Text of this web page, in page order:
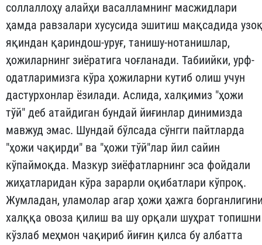
соллаллоҳу алайҳи васалламнинг масжидлари
ҳамда равзалари хусусида эшитиш мақсадида
яқиндан қариндош-уруғ, танишу-нотанишлар,
ҳожиларнинг зиёратига чоғланади. Табиийки, урф-
одатларимизга кўра ҳожиларни кутиб олиш учун
дастурхонлар ёзилади. Аслида, халқимиз "ҳожи
тўй" деб атайдиган бундай йиғинлар динимизда
мавжуд эмас. Шундай бўлсада сўнгги пайтларда
"ҳожи чақирди" ва "ҳожи тўй"лар йил сайин
кўпаймоқда. Мазкур зиёфатларнинг эса фойдали
жиҳатларидан кўра зарарли оқибатлари кўпроқ.
Жумладан, уламолар агар ҳожи ҳажга
халққа овоза қилиш ва шу орқали шуҳрат топишни
кўзлаб меҳмон чақириб йиғин қилса бу албатта